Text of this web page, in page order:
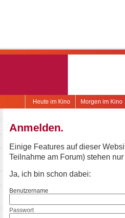
Morgen im Kino
Heute im Kino
Anmelden.
Einige Features auf dieser
Teilnahme am Forum) stehen
Ja, ich bin schon dabei:
Benutzername
Passwort